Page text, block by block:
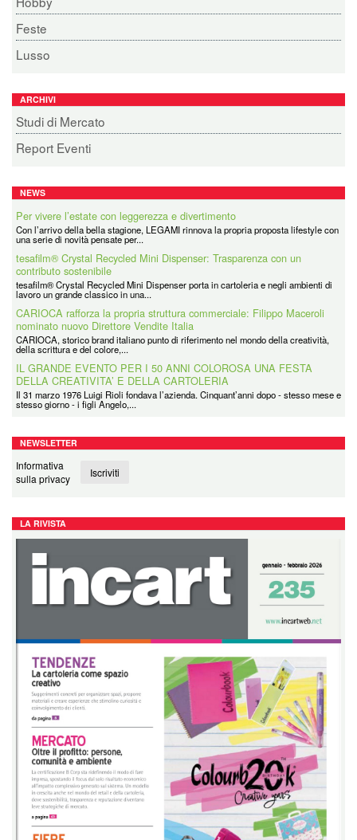
Feste
Lusso
ARCHIVI
Studi di Mercato
Report Eventi
NEWS
Per vivere l’estate con leggerezza e divertimento
Con l’arrivo della bella stagione, LEGAMI rinnova la propria proposta lifestyle con
una serie di novità pensate per...
tesafilm® Crystal Recycled Mini Dispenser: Trasparenza con un
contributo sostenibile
tesafilm® Crystal Recycled Mini Dispenser porta in cartoleria e negli ambienti di
lavoro un grande classico in una...
CARIOCA rafforza la propria struttura commerciale: Filippo Maceroli
nominato nuovo Direttore Vendite Italia
CARIOCA, storico brand italiano punto di riferimento nel mondo della creatività,
della scrittura e del colore,...
IL GRANDE EVENTO PER I 50 ANNI COLOROSA UNA FESTA
DELLA CREATIVITA’ E DELLA CARTOLERIA
Il 31 marzo 1976 Luigi Rioli fondava l’azienda. Cinquant’anni dopo - stesso mese e
stesso giorno - i figli Angelo,...
Coolpack Italy Srl è la filiale italiana di un grande Gruppo avente Sede in Polonia
e presente in tutti i principali...
NEWSLETTER
Informativa
sulla privacy
Iscriviti
LA RIVISTA